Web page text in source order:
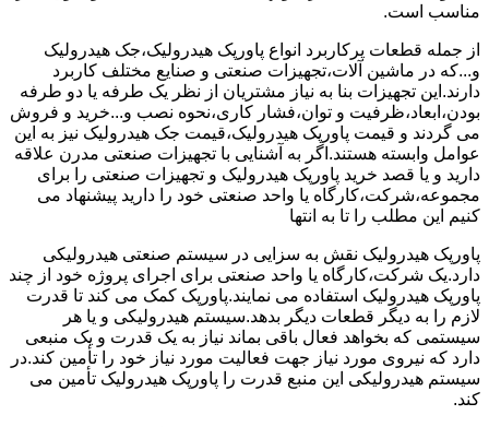
مناسب است.
از جمله قطعات پرکاربرد انواع پاورپک هیدرولیک،جک هیدرولیک
و...که در ماشین آلات،تجهیزات صنعتی و صنایع مختلف کاربرد
دارند.این تجهیزات بنا به نیاز مشتریان از نظر یک طرفه یا دو طرفه
بودن،ابعاد،ظرفیت و توان،فشار کاری،نحوه نصب و...خرید و فروش
می گردند و قیمت پاورپک هیدرولیک،قیمت جک هیدرولیک نیز به این
عوامل وابسته هستند.اگر به آشنایی با تجهیزات صنعتی مدرن علاقه
دارید و یا قصد خرید پاورپک هیدرولیک و تجهیزات صنعتی را برای
مجموعه،شرکت،کارگاه یا واحد صنعتی خود را دارید پیشنهاد می
کنیم این مطلب را تا به انتها
پاورپک هیدرولیک نقش به سزایی در سیستم صنعتی هیدرولیکی
دارد.یک شرکت،کارگاه یا واحد صنعتی برای اجرای پروژه خود از چند
پاورپک هیدرولیک استفاده می نمایند.پاورپک کمک می کند تا قدرت
لازم را به دیگر قطعات دیگر بدهد.سیستم هیدرولیکی و یا هر
سیستمی که بخواهد فعال باقی بماند نیاز به یک قدرت و یک منبعی
دارد که نیروی مورد نیاز جهت فعالیت مورد نیاز خود را تأمین کند.در
سیستم هیدرولیکی این منبع قدرت را پاورپک هیدرولیک تأمین می
کند.